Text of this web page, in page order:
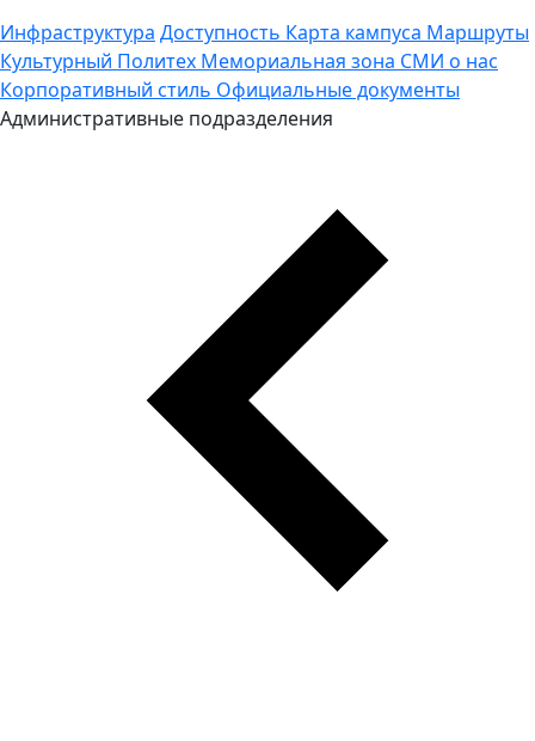
Инфраструктура Доступность Карта кампуса Маршруты
Культурный Политех Мемориальная зона СМИ о нас
Корпоративный стиль Официальные документы
Административные подразделения